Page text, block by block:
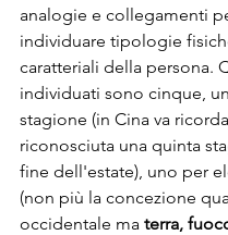
analogie e collegamenti
individuare tipologie
caratteriali della persona.
individuati sono cinque,
stagione (in Cina va
riconosciuta una quinta
fine dell'estate), uno per
(non più la concezione
occidentale ma terra,